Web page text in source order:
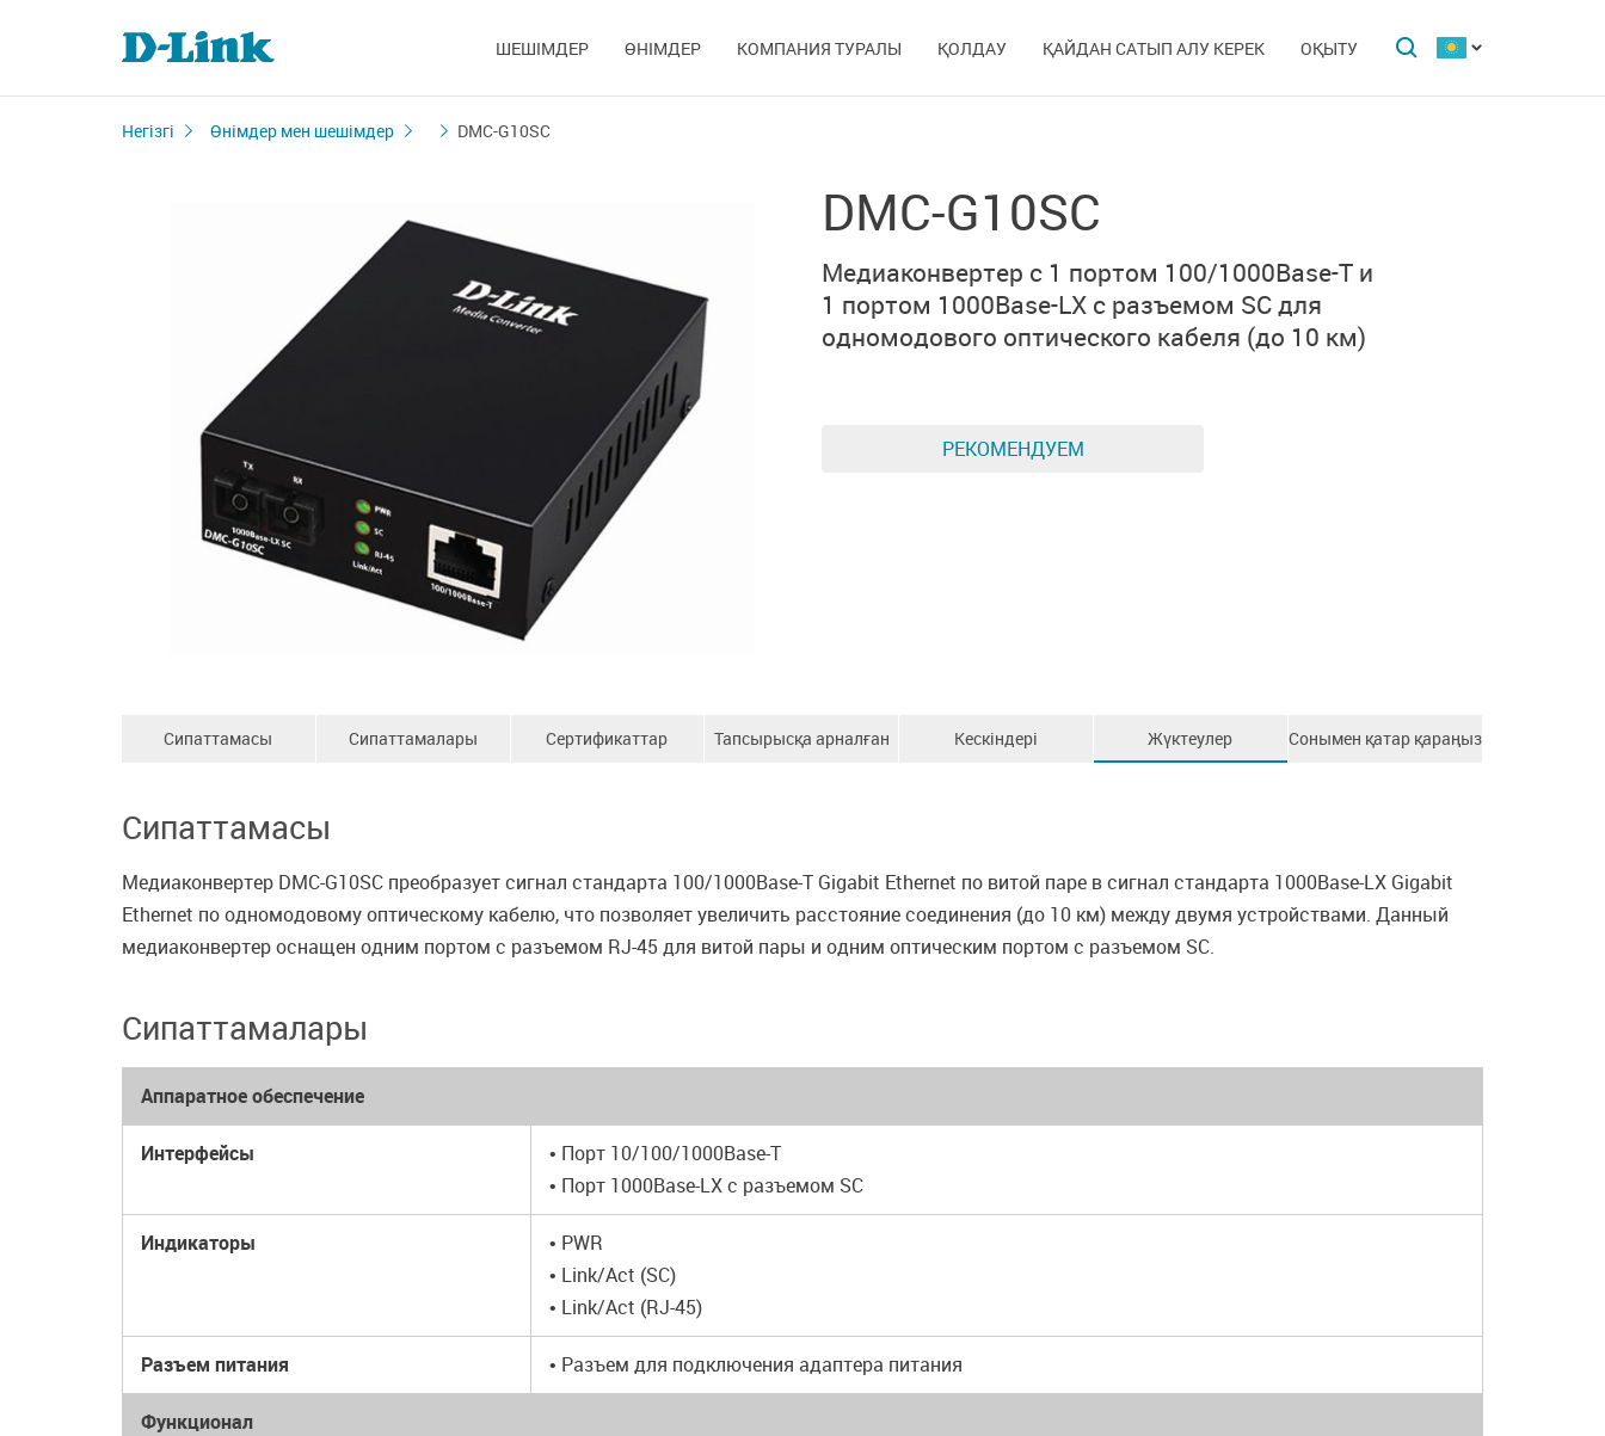
ШЕШІМДЕР ӨНІМДЕР КОМПАНИЯ ТУРАЛЫ ҚОЛДАУ ҚАЙДАН САТЫП АЛУ КЕРЕК ОҚЫТУ
Негізгі Өнімдер мен шешімдер DMC-G10SC
DMC-G10SC
Медиаконвертер с 1 портом 100/1000Base-T и
1 портом 1000Base-LX с разъемом SC для
одномодового оптического кабеля (до 10 км)
РЕКОМЕНДУЕМ
Сипаттамасы Сипаттамалары Сертификаттар Тапсырысқа арналған Кескіндері Жүктеулер Сонымен қатар қараңыз
Сипаттамасы
Медиаконвертер DMC-G10SC преобразует сигнал стандарта 100/1000Base-T Gigabit Ethernet по витой паре в сигнал стандарта 1000Base-LX Gigabit
Ethernet по одномодовому оптическому кабелю, что позволяет увеличить расстояние соединения (до 10 км) между двумя устройствами. Данный
медиаконвертер оснащен одним портом с разъемом RJ-45 для витой пары и одним оптическим портом с разъемом SC.
Сипаттамалары
Аппаратное обеспечение
Интерфейсы
• Порт 10/100/1000Base-T
• Порт 1000Base-LX с разъемом SC
Индикаторы
• PWR
• Link/Act (SC)
• Link/Act (RJ-45)
Разъем питания • Разъем для подключения адаптера питания
Функционал